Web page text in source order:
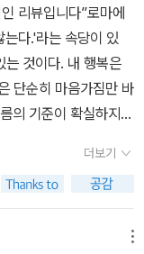
리뷰입니다”로마에
다.'라는 속당이 있
는 것이다. 내 행복은
단순히 마음가짐만 바
의 기준이 확실하지
면 자신도 견디지 못
준은 시대와 장소에
신뢰의 오솔길을 걷
라는 뜻이 아니다.때
더보기